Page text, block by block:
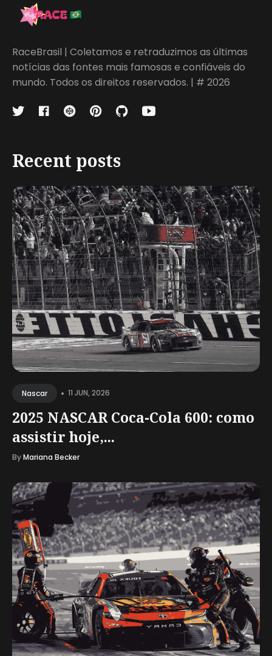
RaceBrasil | Coletamos e retraduzimos as últimas
notícias das fontes mais famosas e confiáveis do
mundo. Todos os direitos reservados. | # 2026
Recent posts
Nascar • 11 JUN, 2026
2025 NASCAR Coca-Cola 600: como
assistir hoje,...
ByMariana Becker